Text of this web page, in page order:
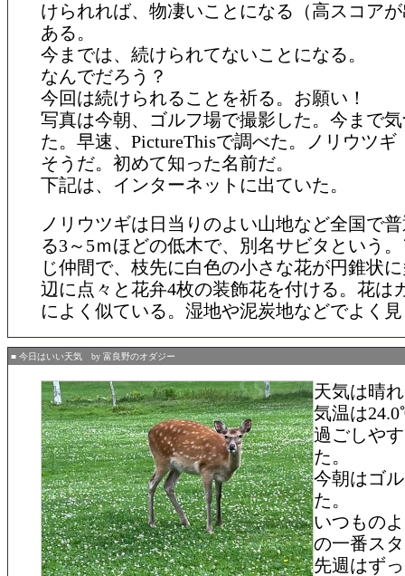
けられれば、物凄いことになる（高スコア
ある。
今までは、続けられてないことになる。
なんでだろう？
今回は続けられることを祈る。お願い！
写真は今朝、ゴルフ場で撮影した。今まで
た。早速、PictureThisで調べた。ノリウツギ
そうだ。初めて知った名前だ。
下記は、インターネットに出ていた。
ノリウツギは日当りのよい山地など全国で
る3～5ｍほどの低木で、別名サビタという
じ仲間で、枝先に白色の小さな花が円錐状
辺に点々と花弁4枚の装飾花を付ける。花は
によく似ている。湿地や泥炭地などでよく
■ 今日はいい天気 by 富良野のオダジー
天気は晴
気温は
過ごしや
た。
今朝はゴ
た。
いつもの
の一番ス
先週はず